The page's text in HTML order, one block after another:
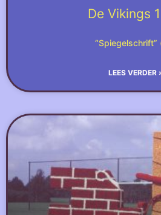
De Vikings
“Spiegelschrift”
LEES VERDER